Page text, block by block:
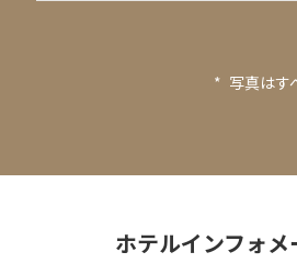
* 写真はす
ホテルインフォメ